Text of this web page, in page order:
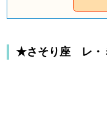
のハッピ
★さそり座 レ・